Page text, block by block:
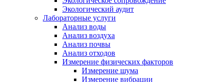
Экологический аудит
Лабораторные услуги
Анализ воды
Анализ воздуха
Анализ почвы
Анализ отходов
Измерение физических факторов
Измерение шума
Измерение вибрации